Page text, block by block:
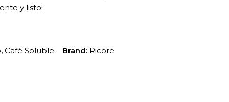
y listo!
, Café Soluble Brand: Ricore